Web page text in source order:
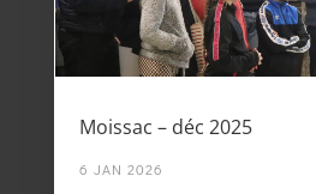
Moissac – déc 2025
6 JAN 2026